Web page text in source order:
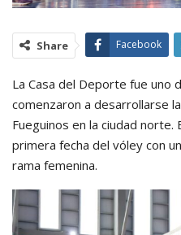
Share Facebook
La Casa del Deporte fue uno
comenzaron a desarrollarse
Fueguinos en la ciudad
primera fecha del vóley con
rama femenina.